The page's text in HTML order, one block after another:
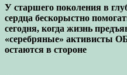
У старшего поколения в
сердца бескорыстно
сегодня, когда жизнь
«серебряные» активисты
остаются в стороне